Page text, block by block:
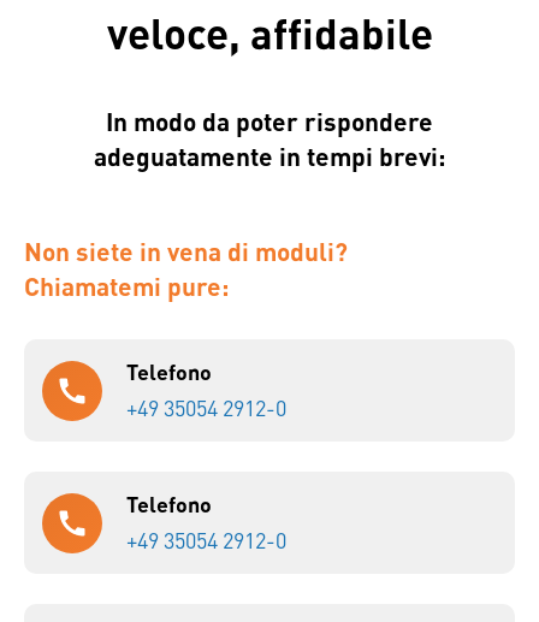
veloce, affidabile
In modo da poter rispondere
adeguatamente in tempi brevi:
Non siete in vena di moduli?
Chiamatemi pure:
Telefono
+49 35054 2912-0
Telefono
+49 35054 2912-0